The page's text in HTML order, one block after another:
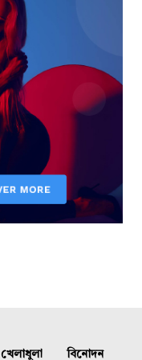
খেলাধুলা বিনোদন